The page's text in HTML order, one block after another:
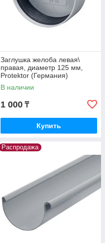
Заглушка желоба левая\
правая, диаметр 125 мм,
Protektor (Германия)
В наличии
1 000 ₸
Купить
Распродажа